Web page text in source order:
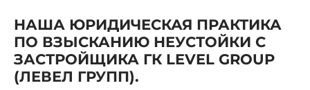
НАША ЮРИДИЧЕСКАЯ ПРАКТИКА
ПО ВЗЫСКАНИЮ НЕУСТОЙКИ С
ЗАСТРОЙЩИКА ГК LEVEL GROUP
(ЛЕВЕЛ ГРУПП).